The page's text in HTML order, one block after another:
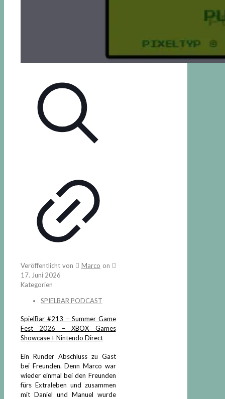
Veröffentlicht von Marco on
17. Juni 2026
Kategorien
SPIELBAR PODCAST
SpielBar #213 – Summer Game
Fest 2026 – XBOX Games
Showcase + Nintendo Direct
Ein Runder Abschluss zu Gast
bei Freunden. Denn Marco war
wieder einmal bei den Freunden
fürs Extraleben und zusammen
mit Daniel und Manuel wurde